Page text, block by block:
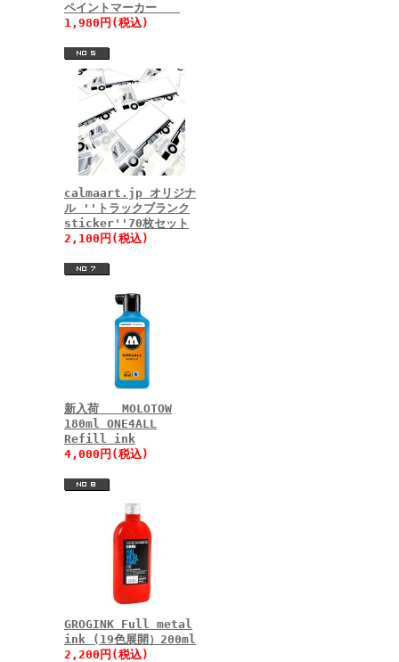
ペイントマーカー
1,980円(税込)
calmaart.jp オリジナ
ル ''トラックブランク
sticker''70枚セット
2,100円(税込)
新入荷 MOLOTOW
180ml ONE4ALL
Refill ink
4,000円(税込)
GROGINK Full metal
ink (19色展開）200ml
2,200円(税込)